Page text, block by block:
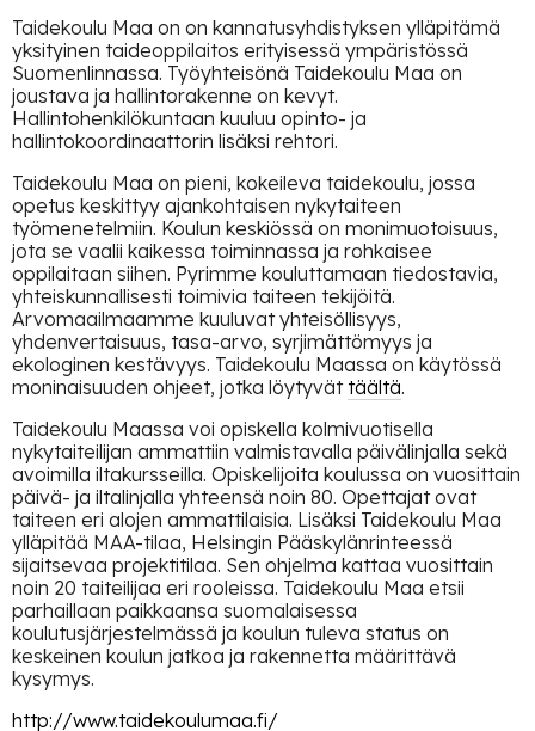
Taidekoulu Maa on on kannatusyhdistyksen ylläpitämä
yksityinen taideoppilaitos erityisessä ympäristössä
Suomenlinnassa. Työyhteisönä Taidekoulu Maa on
joustava ja hallintorakenne on kevyt.
Hallintohenkilökuntaan kuuluu opinto- ja
hallintokoordinaattorin lisäksi rehtori.
Taidekoulu Maa on pieni, kokeileva taidekoulu, jossa
opetus keskittyy ajankohtaisen nykytaiteen
työmenetelmiin. Koulun keskiössä on monimuotoisuus,
jota se vaalii kaikessa toiminnassa ja rohkaisee
oppilaitaan siihen. Pyrimme kouluttamaan tiedostavia,
yhteiskunnallisesti toimivia taiteen tekijöitä.
Arvomaailmaamme kuuluvat yhteisöllisyys,
yhdenvertaisuus, tasa-arvo, syrjimättömyys ja
ekologinen kestävyys. Taidekoulu Maassa on käytössä
moninaisuuden ohjeet, jotka löytyvät täältä.
Taidekoulu Maassa voi opiskella kolmivuotisella
nykytaiteilijan ammattiin valmistavalla päivälinjalla sekä
avoimilla iltakursseilla. Opiskelijoita koulussa on vuosittain
päivä- ja iltalinjalla yhteensä noin 80. Opettajat ovat
taiteen eri alojen ammattilaisia. Lisäksi Taidekoulu Maa
ylläpitää MAA-tilaa, Helsingin Pääskylänrinteessä
sijaitsevaa projektitilaa. Sen ohjelma kattaa vuosittain
noin 20 taiteilijaa eri rooleissa. Taidekoulu Maa etsii
parhaillaan paikkaansa suomalaisessa
koulutusjärjestelmässä ja koulun tuleva status on
keskeinen koulun jatkoa ja rakennetta määrittävä
kysymys.
http://www.taidekoulumaa.fi/